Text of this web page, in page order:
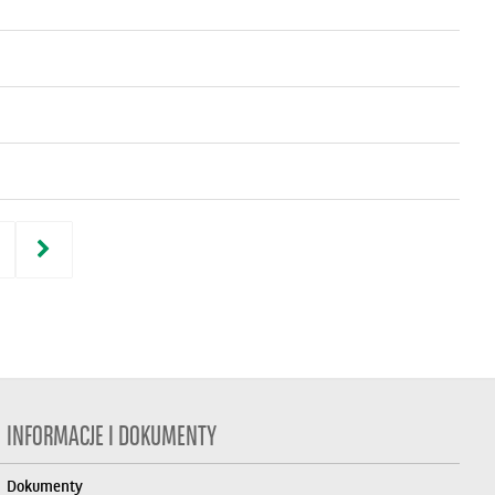
INFORMACJE I DOKUMENTY
Dokumenty